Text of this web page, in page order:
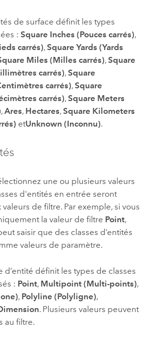
de surface définit les types
: Square Inches (Pouces carrés),
carrés), Square Yards (Yards
Miles (Milles carrés), Square
carrés), Square
carrés), Square
carrés), Square Meters
, Ares, Hectares, Square Kilometers
etUnknown (Inconnu).
une ou plusieurs valeurs
d'entités en entrée seront
de filtre. Par exemple, si vous
la valeur de filtre Point,
saisir que des classes d’entités
valeurs de paramètre.
d’entité définit les types de classes
: Point, Multipoint (Multi-points),
, Polyline (Polyligne),
. Plusieurs valeurs peuvent
au filtre.